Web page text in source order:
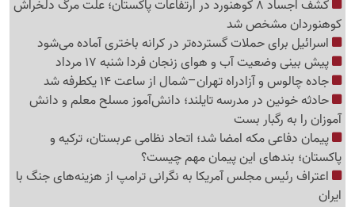
کشف اجساد 8 کوهنورد در ارتفاعات پاکستان؛ علت مرگ دلخراش
کوهنوردان مشخص شد
اسرائیل برای حملات گسترده‌تر در کرانه باختری آماده می‌شود
پیش بینی وضعیت آب و هوای زنجان فردا شنبه 17 مرداد
جاده چالوس و آزادراه تهران–شمال از ساعت 14 یکطرفه شد
حادثه خونین در مدرسه تایلند؛ دانش‌آموز مسلح معلم و دانش
آموزان را به رگبار بست
پیمان دفاعی مکه امضا شد؛ اتحاد نظامی عربستان، ترکیه و
پاکستان؛ بندهای این پیمان مهم چیست؟
اعتراف رئیس مجلس آمریکا به نگرانی ترامپ از هزینه‌های جنگ با
ایران